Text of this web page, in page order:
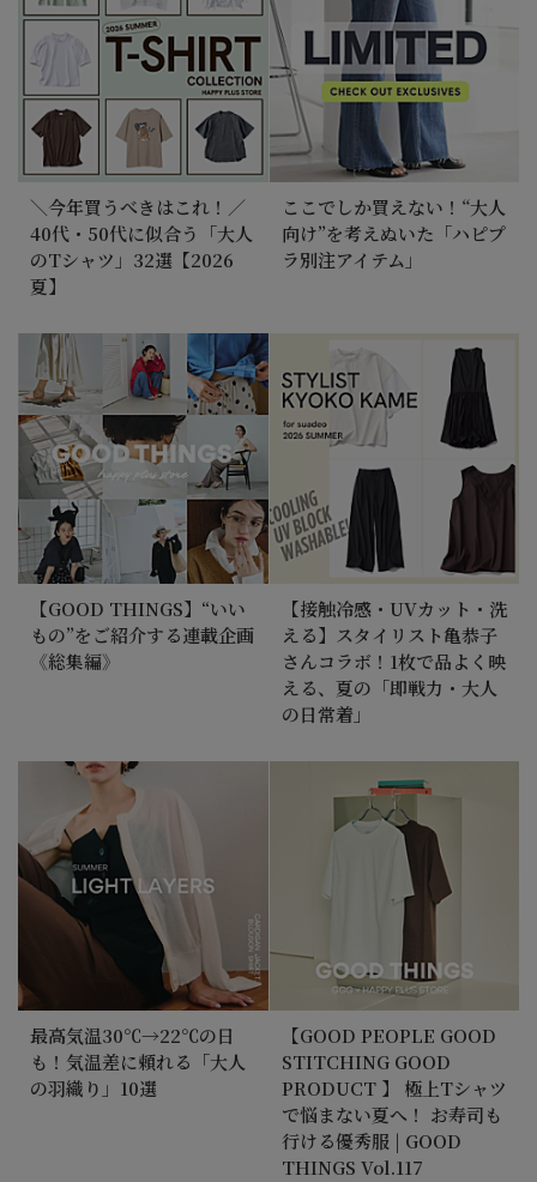
＼今年買うべきはこれ！／
40代・50代に似合う「大人
のTシャツ」32選【2026
夏】
ここでしか買えない！“大人
向け”を考えぬいた「ハピプ
ラ別注アイテム」
【GOOD THINGS】“いい
もの”をご紹介する連載企画
《総集編》
【接触冷感・UVカット・洗
える】スタイリスト亀恭子
さんコラボ！1枚で品よく映
える、夏の「即戦力・大人
の日常着」
最高気温30℃→22℃の日
も！気温差に頼れる「大人
の羽織り」10選
【GOOD PEOPLE GOOD
STITCHING GOOD
PRODUCT 】 極上Tシャツ
で悩まない夏へ！ お寿司も
行ける優秀服 | GOOD
THINGS Vol.117